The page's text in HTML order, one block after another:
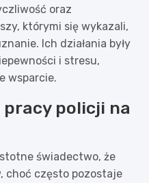
oraz
którymi się wykazali,
Ich działania były
i stresu,
wsparcie.
pracy policji na
świadectwo, że
choć często pozostaje